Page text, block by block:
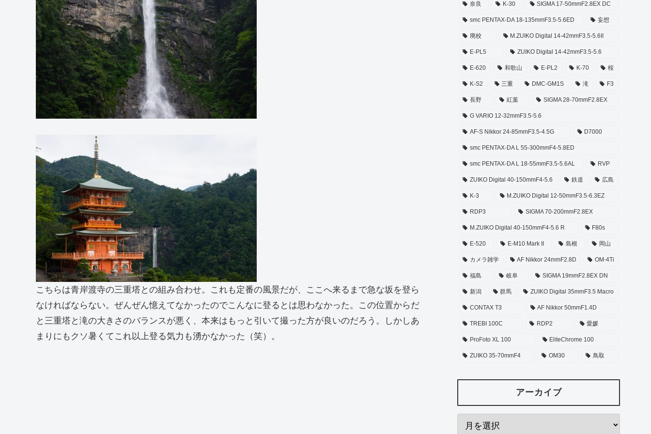
こちらは青岸渡寺の三重塔との組み合わせ。これも定番の風景だが、ここへ来るまで急な坂を登ら
なければならない。ぜんぜん憶えてなかったのでこんなに登るとは思わなかった。この位置からだ
と三重塔と滝の大きさのバランスが悪く、本来はもっと引いて撮った方が良いのだろう。しかしあ
まりにもクソ暑くてこれ以上登る気力も湧かなかった（笑）。
奈良 K-30 SIGMA 17-50mmF2.8EX DC
smc PENTAX-DA 18-135mmF3.5-5.6ED 妄想
廃校 M.ZUIKO Digital 14-42mmF3.5-5.6II
E-PL5 ZUIKO Digital 14-42mmF3.5-5.6
E-620 和歌山 E-PL2 K-70 桜
K-S2 三重 DMC-GM1S 滝 F3
長野 紅葉 SIGMA 28-70mmF2.8EX
G VARIO 12-32mmF3.5-5.6
AF-S Nikkor 24-85mmF3.5-4.5G D7000
smc PENTAX-DA L 55-300mmF4-5.8ED
smc PENTAX-DA L 18-55mmF3.5-5.6AL RVP
ZUIKO Digital 40-150mmF4-5.6 鉄道 広島
K-3 M.ZUIKO Digital 12-50mmF3.5-6.3EZ
RDP3 SIGMA 70-200mmF2.8EX
M.ZUIKO Digital 40-150mmF4-5.6 R F80s
E-520 E-M10 Mark II 島根 岡山
カメラ雑学 AF Nikkor 24mmF2.8D OM-4Ti
福島 岐阜 SIGMA 19mmF2.8EX DN
新潟 群馬 ZUIKO Digital 35mmF3.5 Macro
CONTAX T3 AF Nikkor 50mmF1.4D
TREBI 100C RDP2 愛媛
ProFoto XL 100 EliteChrome 100
ZUIKO 35-70mmF4 OM30 鳥取
アーカイブ